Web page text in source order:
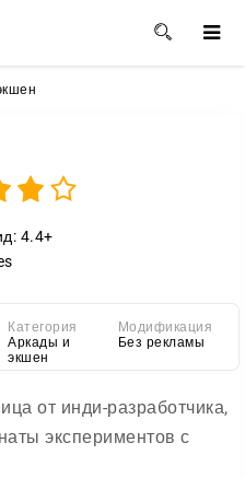
4.4+
Категория
Аркады и
экшен
Модификация
Без рекламы
от инди-разработчика,
экспериментов с